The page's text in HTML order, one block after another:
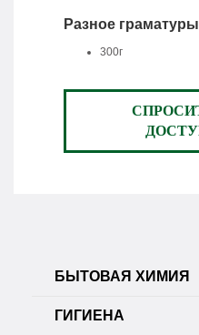
Разное
300г
БЫТОВАЯ ХИМИЯ
ГИГИЕНА